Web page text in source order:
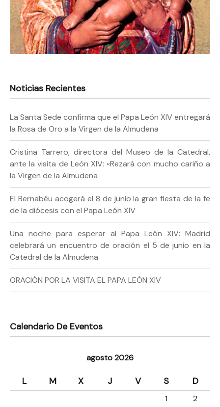
Noticias Recientes
La Santa Sede confirma que el Papa León XIV entregará
la Rosa de Oro a la Virgen de la Almudena
Cristina Tarrero, directora del Museo de la Catedral,
ante la visita de León XIV: «Rezará con mucho cariño a
la Virgen de la Almudena
El Bernabéu acogerá el 8 de junio la gran fiesta de la fe
de la diócesis con el Papa León XIV
Una noche para esperar al Papa León XIV: Madrid
celebrará un encuentro de oración el 5 de junio en la
Catedral de la Almudena
ORACIÓN POR LA VISITA EL PAPA LEÓN XIV
Calendario De Eventos
agosto 2026
L M X J V S D
1
2